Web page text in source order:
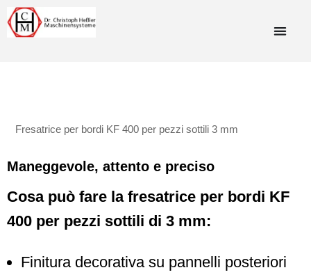
Fresatrice per bordi KF 400 per pezzi sottili 3 mm
Maneggevole, attento e preciso
Cosa può fare la fresatrice per bordi KF
400 per pezzi sottili di 3 mm:
Finitura decorativa su pannelli posteriori